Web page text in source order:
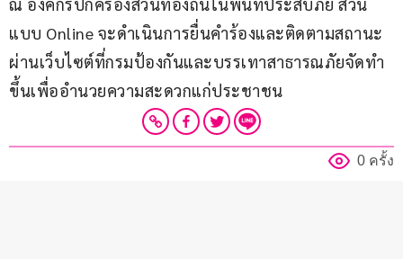
ณ องค์กรปกครองส่วนท้องถิ่นในพื้นที่ประสบภัย ส่วน
แบบ Online จะดำเนินการยื่นคำร้องและติดตามสถานะ
ผ่านเว็บไซต์ที่กรมป้องกันและบรรเทาสาธารณภัยจัดทำ
ขึ้นเพื่ออำนวยความสะดวกแก่ประชาชน
0 ครั้ง